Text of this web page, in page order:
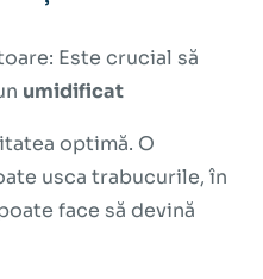
Este crucial să
umidificat
optimă. O
usca trabucurile, în
face să devină